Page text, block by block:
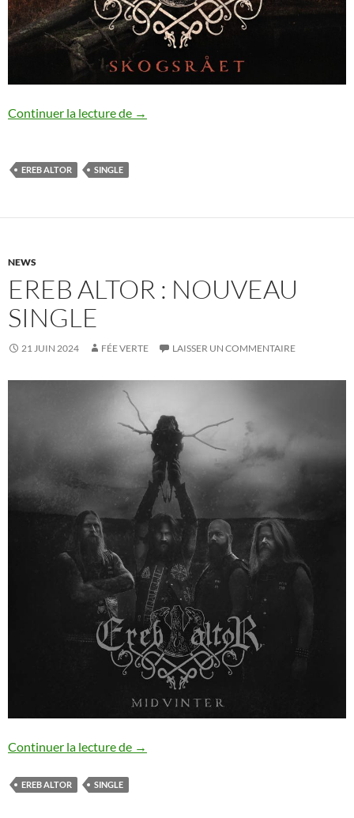
Continuer la lecture de Ereb Altor : nouveau single
→
EREB ALTOR SINGLE
NEWS
EREB ALTOR : NOUVEAU
SINGLE
21 JUIN 2024 FÉE VERTE LAISSER UN COMMENTAIRE
Continuer la lecture de Ereb Altor : nouveau single
→
EREB ALTOR SINGLE